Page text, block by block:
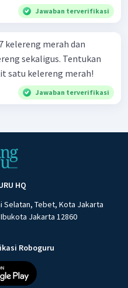
Jawaban terverifikasi
kelereng merah dan
sekaligus. Tentukan
satu kelereng merah!
Jawaban terverifikasi
HQ
Selatan, Tebet, Kota Jakarta
Jakarta 12860
Roboguru